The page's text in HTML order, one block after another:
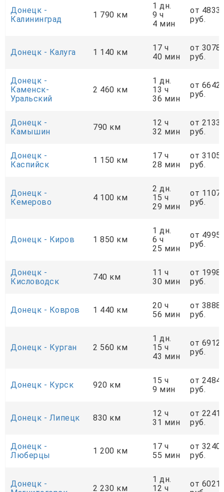
Донецк -
Калининград
1 790 км
1 дн.
9 ч
4 мин
от
руб.
Донецк - Калуга 1 140 км
17 ч
40 мин
от
руб.
Донецк -
Каменск-
Уральский
2 460 км
1 дн.
13 ч
36 мин
от
руб.
Донецк -
Камышин
790 км
12 ч
32 мин
от
руб.
Донецк -
Каспийск
1 150 км
17 ч
28 мин
от
руб.
Донецк -
Кемерово
4 100 км
2 дн.
15 ч
29 мин
от
руб.
Донецк - Киров 1 850 км
1 дн.
6 ч
25 мин
от
руб.
Донецк -
Кисловодск
740 км
11 ч
30 мин
от
руб.
Донецк - Ковров 1 440 км
20 ч
56 мин
от
руб.
Донецк - Курган 2 560 км
1 дн.
15 ч
43 мин
от
руб.
Донецк - Курск 920 км
15 ч
9 мин
от
руб.
Донецк - Липецк 830 км
12 ч
31 мин
от
руб.
Донецк -
Люберцы
1 200 км
17 ч
55 мин
от
руб.
Донецк -
2 230 км
1 дн.
12 ч
от